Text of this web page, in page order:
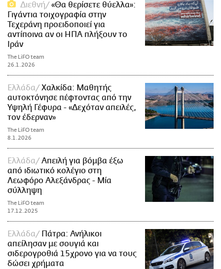
Διεθνή
«Θα θερίσετε θύελλα»:
Γιγάντια τοιχογραφία στην
Τεχεράνη προειδοποιεί για
αντίποινα αν οι ΗΠΑ πλήξουν το
Ιράν
The LiFO team
26.1.2026
Ελλάδα
Χαλκίδα: Μαθητής
αυτοκτόνησε πέφτοντας από την
Υψηλή Γέφυρα - «Δεχόταν απειλές,
τον έδερναν»
The LiFO team
8.1.2026
Ελλάδα
Απειλή για βόμβα έξω
από ιδιωτικό κολέγιο στη
Λεωφόρο Αλεξάνδρας - Μία
σύλληψη
The LiFO team
17.12.2025
Ελλάδα
Πάτρα: Ανήλικοι
απείλησαν με σουγιά και
σιδερογροθιά 15χρονο για να τους
δώσει χρήματα